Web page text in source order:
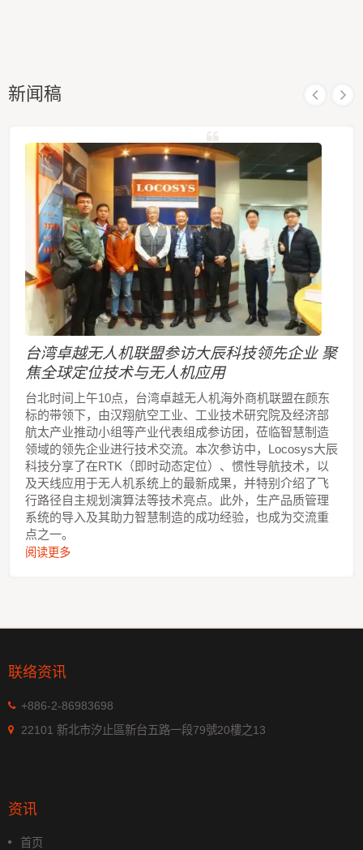
新闻稿
台湾卓越无人机联盟参访大辰科技领先企业 聚
焦全球定位技术与无人机应用
台北时间上午10点，台湾卓越无人机海外商机联盟在颜东
标的带领下，由汉翔航空工业、工业技术研究院及经济部
航太产业推动小组等产业代表组成参访团，莅临智慧制造
领域的领先企业进行技术交流。本次参访中，Locosys大辰
科技分享了在RTK（即时动态定位）、惯性导航技术，以
及天线应用于无人机系统上的最新成果，并特别介绍了飞
行路径自主规划演算法等技术亮点。此外，生产品质管理
系统的导入及其助力智慧制造的成功经验，也成为交流重
点之一。
阅读更多
联络资讯
+886-2-86983698
22101 新北市汐止區新台五路一段79號20樓之13
资讯
首页